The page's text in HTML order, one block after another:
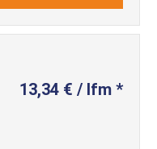
13,34 € / lfm *